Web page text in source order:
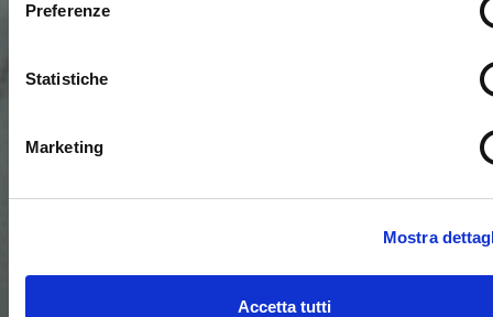
Preferenze
Statistiche
Marketing
Mostra
Accetta tutti